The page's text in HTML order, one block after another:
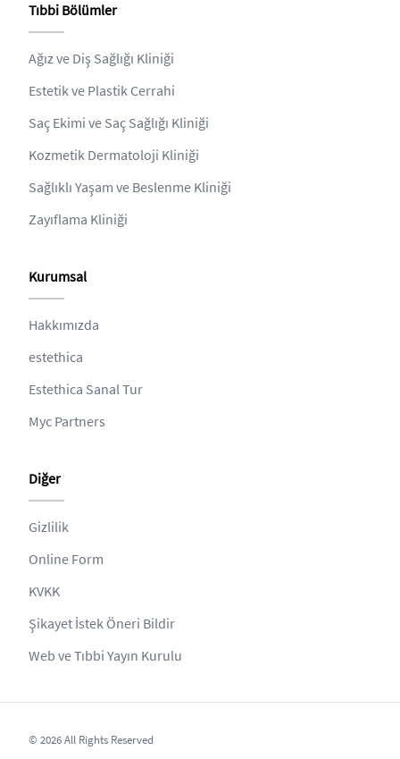
Tıbbi Bölümler
Ağız ve Diş Sağlığı Kliniği
Estetik ve Plastik Cerrahi
Saç Ekimi ve Saç Sağlığı Kliniği
Kozmetik Dermatoloji Kliniği
Sağlıklı Yaşam ve Beslenme Kliniği
Zayıflama Kliniği
Kurumsal
Hakkımızda
estethica
Estethica Sanal Tur
Myc Partners
Diğer
Gizlilik
Online Form
KVKK
Şikayet İstek Öneri Bildir
Web ve Tıbbi Yayın Kurulu
© 2026 All Rights Reserved